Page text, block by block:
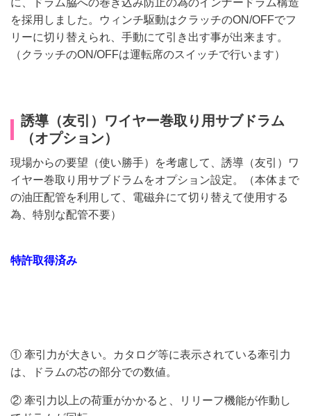
に、ドラム脇への巻き込み防止の為のインナードラム構造
を採用しました。ウィンチ駆動はクラッチのON/OFFでフ
リーに切り替えられ、手動にて引き出す事が出来ます。
（クラッチのON/OFFは運転席のスイッチで行います）
誘導（友引）ワイヤー巻取り用サブドラム
（オプション）
現場からの要望（使い勝手）を考慮して、誘導（友引）ワ
イヤー巻取り用サブドラムをオプション設定。（本体まで
の油圧配管を利用して、電磁弁にて切り替えて使用する
為、特別な配管不要）
特許取得済み
① 牽引力が大きい。カタログ等に表示されている牽引力
は、ドラムの芯の部分での数値。
② 牽引力以上の荷重がかかると、リリーフ機能が作動し